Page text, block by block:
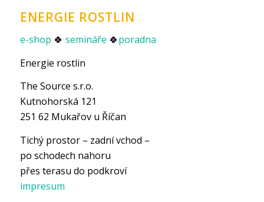
ENERGIE ROSTLIN
e-shop 🍀 semináře 🍀poradna
Energie rostlin
The Source s.r.o.
Kutnohorská 121
251 62 Mukařov u Říčan
Tichý prostor – zadní vchod –
po schodech nahoru
přes terasu do podkroví
impresum